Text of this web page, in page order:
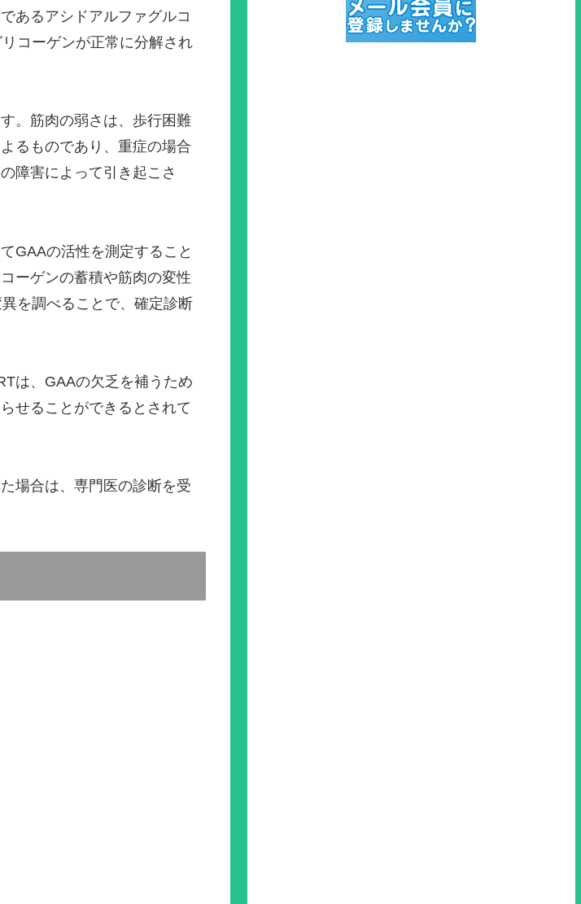
あるアシドアルファグルコ
コーゲンが正常に分解され
。筋肉の弱さは、歩行困難
るものであり、重症の場合
障害によって引き起こさ
GAAの活性を測定すること
ーゲンの蓄積や筋肉の変性
を調べることで、確定診断
は、GAAの欠乏を補うため
せることができるとされて
場合は、専門医の診断を受